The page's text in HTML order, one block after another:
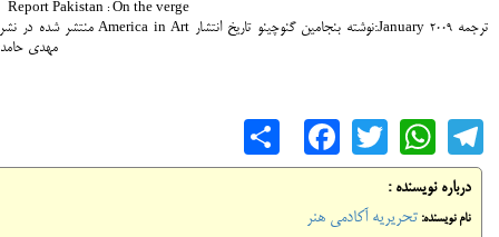
Pakistan : On the verge
منتشر شده درAmerica in Art نوشته بنجامین گنوچینو تاریخ انتشار:January 2009ترجمه
مهدی
Telegram
WhatsApp
Twitter
Facebook
درباره نویسنده :
نام نویسنده: تحریریه آکادمی هنر